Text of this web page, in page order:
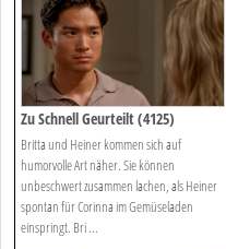
Zu Schnell Geurteilt (4125)
Britta und Heiner kommen sich auf
humorvolle Art näher. Sie können
unbeschwert zusammen lachen, als Heiner
spontan für Corinna im Gemüseladen
einspringt. Bri ...